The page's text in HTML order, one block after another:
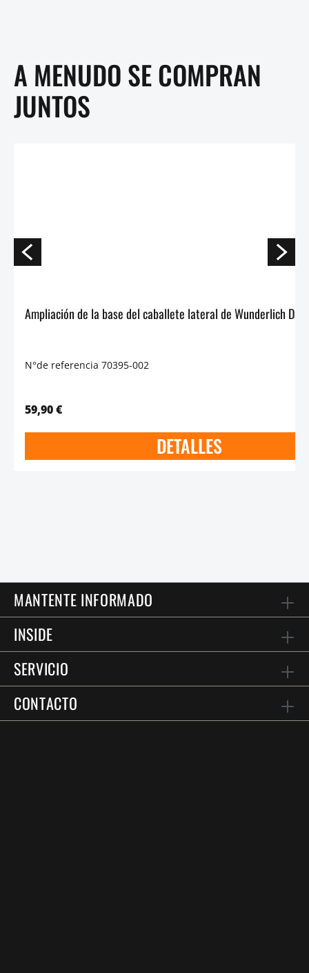
A MENUDO SE COMPRAN
JUNTOS
N°de referencia 70395-002
59,90 €
DETALLES
MANTENTE INFORMADO
INSIDE
SERVICIO
CONTACTO